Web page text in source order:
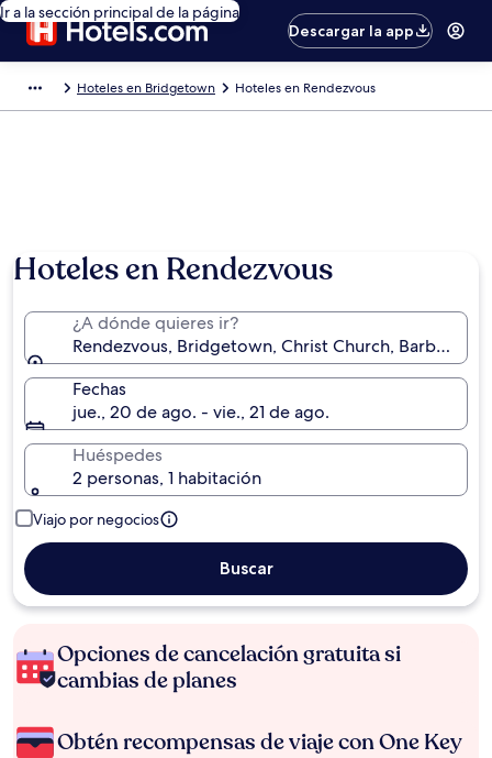
Ir a la sección principal de la página
Descargar la app
Hoteles en Bridgetown Hoteles en Rendezvous
Hoteles en Rendezvous
¿A dónde quieres ir?
Rendezvous, Bridgetown, Christ Church, Barbados
Fechas
jue., 20 de ago. - vie., 21 de ago.
Huéspedes
2 personas, 1 habitación
Viajo por negocios
Buscar
Opciones de cancelación gratuita si
cambias de planes
Obtén recompensas de viaje con One Key